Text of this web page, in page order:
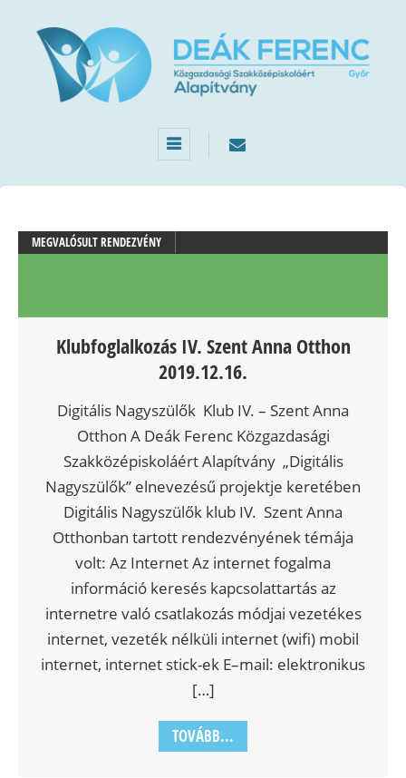
MEGVALÓSULT RENDEZVÉNY
Klubfoglalkozás IV. Szent Anna Otthon
2019.12.16.
Digitális Nagyszülők Klub IV. – Szent Anna
Otthon A Deák Ferenc Közgazdasági
Szakközépiskoláért Alapítvány „Digitális
Nagyszülők” elnevezésű projektje keretében
Digitális Nagyszülők klub IV. Szent Anna
Otthonban tartott rendezvényének témája
volt: Az Internet Az internet fogalma
információ keresés kapcsolattartás az
internetre való csatlakozás módjai vezetékes
internet, vezeték nélküli internet (wifi) mobil
internet, internet stick-ek E–mail: elektronikus
[…]
TOVÁBB...